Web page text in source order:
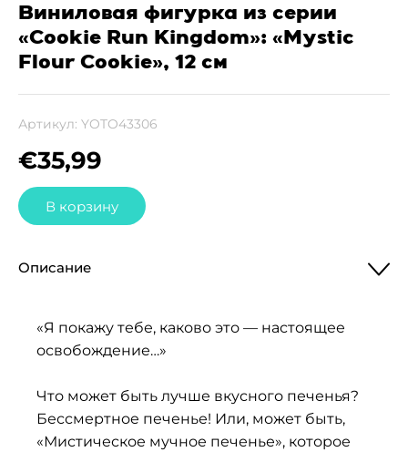
Виниловая фигурка из серии
«Cookie Run Kingdom»: «Mystic
Flour Cookie», 12 см
Артикул: YOTO43306
€35,99
В корзину
Описание
«Я покажу тебе, каково это — настоящее
освобождение…»
Что может быть лучше вкусного печенья?
Бессмертное печенье! Или, может быть,
«Мистическое мучное печенье», которое